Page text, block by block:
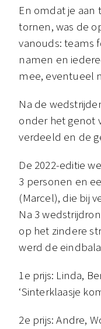
En omdat je
tornen, was de
vanouds: teams
namen en
mee, eventueel
Na de
onder het genot
verdeeld en de
De 2022-editie
3 personen en
(Marcel), die bij
Na 3
op het zindere
werd de
1e prijs: Linda,
‘Sinterklaasje
2e prijs: Andre,